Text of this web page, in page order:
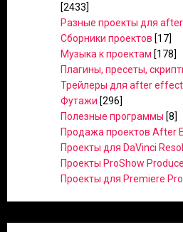
[2433]
Разные проекты для
Сборники проектов [17]
Музыка к проектам [178]
Плагины, пресеты,
Трейлеры для after
Футажи [296]
Полезные программы [8]
Продажа проектов After
Проекты для DaVinci
Проекты ProShow
Проекты для Premiere Pro